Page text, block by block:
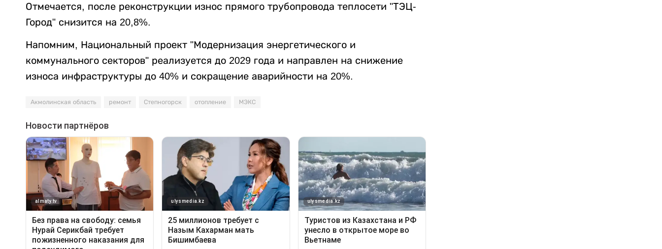
Отмечается, после реконструкции износ прямого трубопровода теплосети "ТЭЦ-
Город" снизится на 20,8%.
Напомним, Национальный проект "Модернизация энергетического и
коммунального секторов" реализуется до 2029 года и направлен на снижение
износа инфраструктуры до 40% и сокращение аварийности на 20%.
Акмолинская область ремонт Степногорск отопление МЭКС